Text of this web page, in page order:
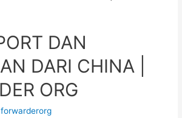
DAN
DARI CHINA |
ORG
forwarderorg